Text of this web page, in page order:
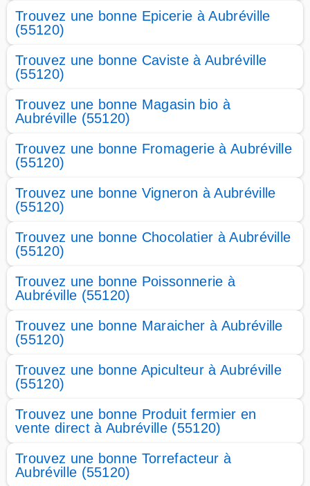
Trouvez une bonne Epicerie à Aubréville
(55120)
Trouvez une bonne Caviste à Aubréville
(55120)
Trouvez une bonne Magasin bio à
Aubréville (55120)
Trouvez une bonne Fromagerie à Aubréville
(55120)
Trouvez une bonne Vigneron à Aubréville
(55120)
Trouvez une bonne Chocolatier à Aubréville
(55120)
Trouvez une bonne Poissonnerie à
Aubréville (55120)
Trouvez une bonne Maraicher à Aubréville
(55120)
Trouvez une bonne Apiculteur à Aubréville
(55120)
Trouvez une bonne Produit fermier en
vente direct à Aubréville (55120)
Trouvez une bonne Torrefacteur à
Aubréville (55120)